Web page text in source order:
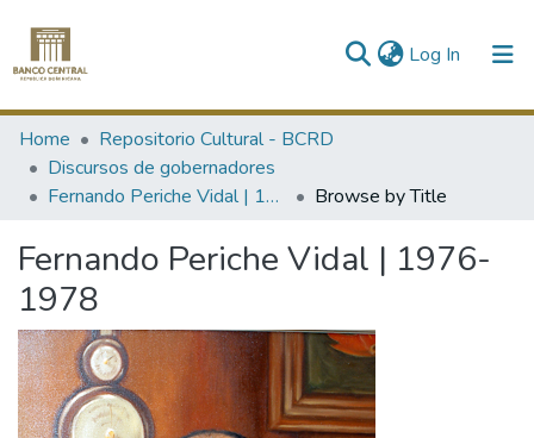
Log In (current)
Communities & Collections
All of DSpace
Home
Repositorio Cultural - BCRD
Discursos de gobernadores
Fernando Periche Vidal | 1976-1978
Browse by Title
Fernando Periche Vidal | 1976-
1978